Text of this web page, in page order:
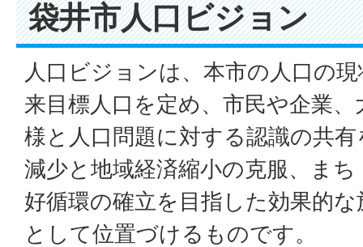
袋井市人口ビジョン
人口ビジョンは、本市の人口の
来目標人口を定め、市民や企業
様と人口問題に対する認識の共
減少と地域経済縮小の克服、ま
好循環の確立を目指した効果的
として位置づけるものです。